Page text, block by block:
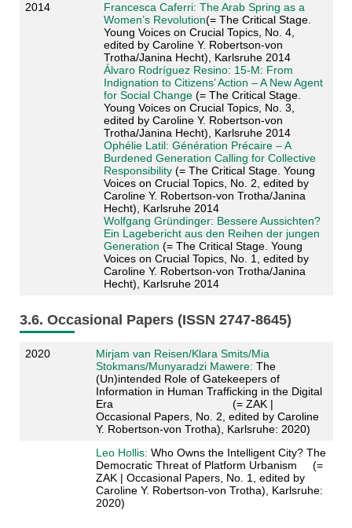
2014
Francesca Caferri: The Arab Spring as a
Women’s Revolution(= The Critical Stage.
Young Voices on Crucial Topics, No. 4,
edited by Caroline Y. Robertson-von
Trotha/Janina Hecht), Karlsruhe 2014
Álvaro Rodríguez Resino: 15-M: From
Indignation to Citizens’ Action – A New Agent
for Social Change(= The Critical Stage.
Young Voices on Crucial Topics, No. 3,
edited by Caroline Y. Robertson-von
Trotha/Janina Hecht), Karlsruhe 2014
Ophélie Latil: Génération Précaire – A
Burdened Generation Calling for Collective
Responsibility(= The Critical Stage. Young
Voices on Crucial Topics, No. 2, edited by
Caroline Y. Robertson-von Trotha/Janina
Hecht), Karlsruhe 2014
Wolfgang Gründinger: Bessere Aussichten?
Ein Lagebericht aus den Reihen der jungen
Generation (= The Critical Stage. Young
Voices on Crucial Topics, No. 1, edited by
Caroline Y. Robertson-von Trotha/Janina
Hecht), Karlsruhe 2014
3.6. Occasional Papers (ISSN 2747-8645)
2020
Mirjam van Reisen/Klara Smits/Mia
Stokmans/Munyaradzi Mawere: The
(Un)intended Role of Gatekeepers of
Information in Human Trafficking in the Digital
Era (= ZAK |
Occasional Papers, No. 2, edited by Caroline
Y. Robertson‐von Trotha), Karlsruhe: 2020)
Leo Hollis: Who Owns the Intelligent City? The
Democratic Threat of Platform Urbanism (=
ZAK | Occasional Papers, No. 1, edited by
Caroline Y. Robertson‐von Trotha), Karlsruhe:
2020)